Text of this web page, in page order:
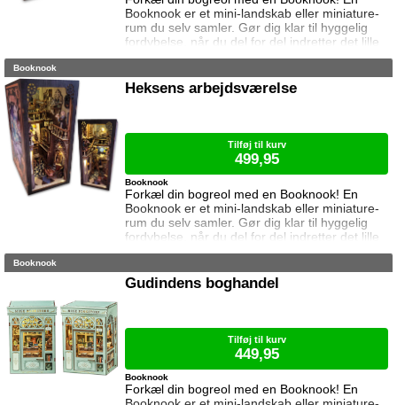
Booknook er et mini-landskab eller miniature-
rum du selv samler. Gør dig klar til hyggelig
fordybelse, når du del for del indretter det lille
rum med de fineste detaljer. Med lukkede
og med det indbyggede lys, pynter den også i
mørke. I denne booknook kigger vi ind hos det
Booknook
Heksens arbejdsværelse
Forkæl din bogreol med en Booknook! En
Booknook er et mini-landskab eller miniature-
rum du selv samler. Gør dig klar til hyggelig
fordybelse, når du del for del indretter det lille
rum med de fineste detaljer. Med lukkede
og med det indbyggede lys, pynter den også i
mørke. I denne booknook besøger vi heksens
Booknook
Tilføj til kurv
499,95
Booknook
Gudindens boghandel
Forkæl din bogreol med en Booknook! En
Booknook
Tilføj til kurv
449,95